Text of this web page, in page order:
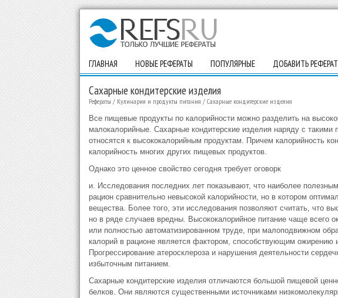
ГЛАВНАЯ НОВЫЕ РЕФЕРАТЫ ПОПУЛЯРНЫЕ ДОБАВИТЬ РЕФЕРАТ
Сахарные кондитерские изделия
Рефераты / Кулинария и продукты питания / Сахарные кондитерские изделия
Все пищевые продукты по калорийности можно разделить на
малокалорийные. Сахарные кондитерские изделия наряду с
относятся к высококалорийным продуктам. Причем калорийность
калорийность многих других пищевых продуктов.
Однако это ценное свойство сегодня требует оговорк
и. Исследования последних лет показывают, что наиболее
рацион сравнительно невысокой калорийности, но в котором
вещества. Более того, эти исследования позволяют считать, что
но в ряде случаев вредны. Высококалорийное питание чаще всего
или полностью автоматизированном труде, при малоподвижном
калорий в рационе является фактором, способствующим ожирению
Прогрессирование атеросклероза и нарушения деятельности
избыточным питанием.
Сахарные кондитерские изделия отличаются большой пищевой
белков. Они являются существенными источниками